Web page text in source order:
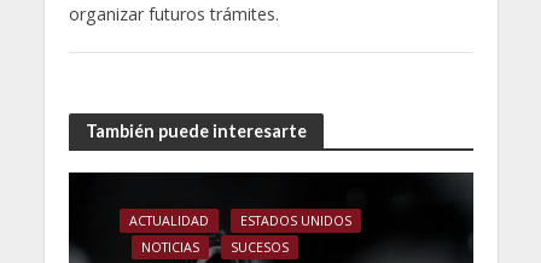
organizar futuros trámites.
También puede interesarte
ACTUALIDAD
ESTADOS UNIDOS
NOTICIAS
SUCESOS